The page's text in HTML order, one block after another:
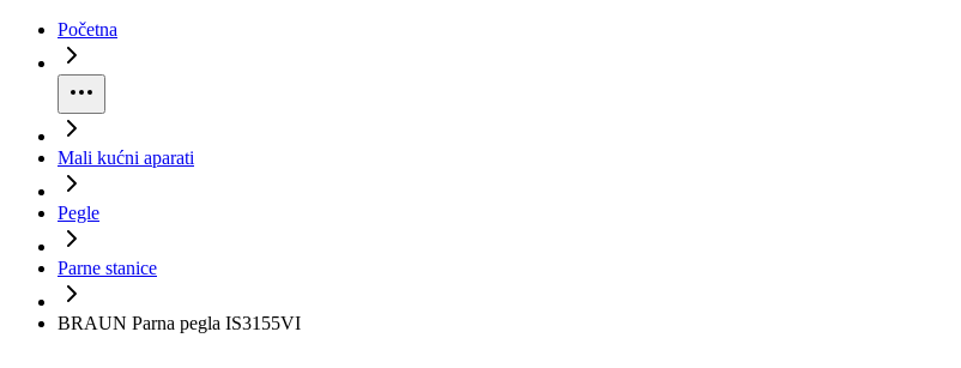
Početna
Mali kućni aparati
Pegle
Parne stanice
BRAUN Parna pegla IS3155VI